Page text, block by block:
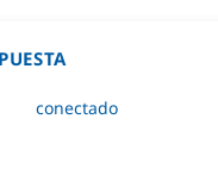
conectado